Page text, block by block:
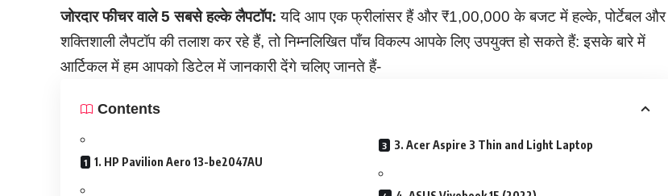
जोरदार फीचर वाले 5 सबसे हल्‍के लैपटॉप:यदि आप एक फ्रीलांसर हैं और ₹1,00,000 के बजट में हल्के, पोर्टेबल और
शक्तिशाली लैपटॉप की तलाश कर रहे हैं, तो निम्नलिखित पाँच विकल्प आपके लिए उपयुक्त हो सकते हैं:​ इसके बारे में
आर्टिकल में हम आपको डिटेल में जानकारी देंगे चलिए जानते हैं-
Contents
1. HP Pavilion Aero 13-be2047AU
3. Acer Aspire 3 Thin and Light Laptop